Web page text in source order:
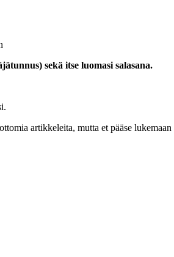
sekä itse luomasi salasana.
artikkeleita, mutta et pääse